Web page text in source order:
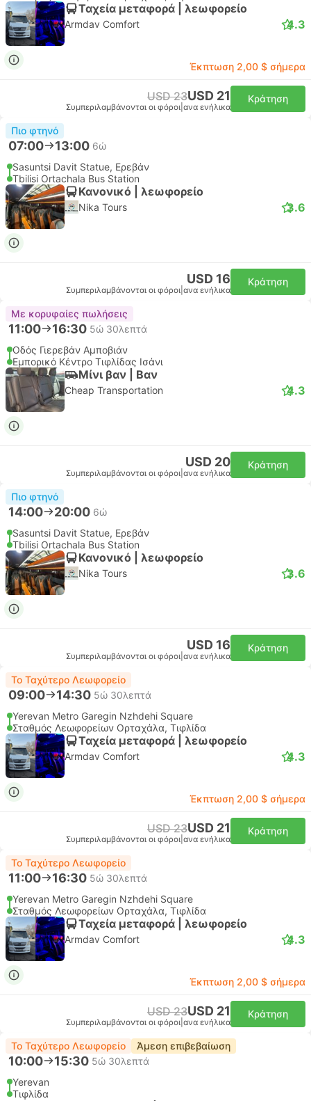
Ταχεία μεταφορά | λεωφορείο
Armdav Comfort 4.3
Έκπτωση 2,00 $ σήμερα
USD 23USD 21
Συμπεριλαμβάνονται οι φόροι ανα ενήλικα
Κράτηση
Πιο φτηνό
07:00 13:00 6ώ
Sasuntsi Davit Statue, Ερεβάν
Tbilisi Ortachala Bus Station
Κανονικό | λεωφορείο
Nika Tours 3.6
USD 16
Συμπεριλαμβάνονται οι φόροι ανα ενήλικα
Κράτηση
Με κορυφαίες πωλήσεις
11:00 16:30 5ώ 30λεπτά
Οδός Γιερεβάν Αμποβιάν
Εμπορικό Κέντρο Τιφλίδας Ισάνι
Μίνι βαν | Βαν
Cheap Transportation 4.3
USD 20
Συμπεριλαμβάνονται οι φόροι ανα ενήλικα
Κράτηση
Πιο φτηνό
14:00 20:00 6ώ
Sasuntsi Davit Statue, Ερεβάν
Tbilisi Ortachala Bus Station
Κανονικό | λεωφορείο
Nika Tours 3.6
USD 16
Συμπεριλαμβάνονται οι φόροι ανα ενήλικα
Κράτηση
Το Ταχύτερο Λεωφορείο
09:00 14:30 5ώ 30λεπτά
Yerevan Metro Garegin Nzhdehi Square
Σταθμός Λεωφορείων Ορταχάλα, Τιφλίδα
Ταχεία μεταφορά | λεωφορείο
Armdav Comfort 4.3
Έκπτωση 2,00 $ σήμερα
USD 23USD 21
Συμπεριλαμβάνονται οι φόροι ανα ενήλικα
Κράτηση
Το Ταχύτερο Λεωφορείο
11:00 16:30 5ώ 30λεπτά
Yerevan Metro Garegin Nzhdehi Square
Σταθμός Λεωφορείων Ορταχάλα, Τιφλίδα
Ταχεία μεταφορά | λεωφορείο
Armdav Comfort 4.3
Έκπτωση 2,00 $ σήμερα
USD 23USD 21
Συμπεριλαμβάνονται οι φόροι ανα ενήλικα
Κράτηση
Το Ταχύτερο Λεωφορείο Άμεση επιβεβαίωση
10:00 15:30 5ώ 30λεπτά
Yerevan
Τιφλίδα